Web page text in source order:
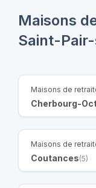
Maisons
Saint-
Maisons de
Cherbourg-
Maisons de
Coutances(5)